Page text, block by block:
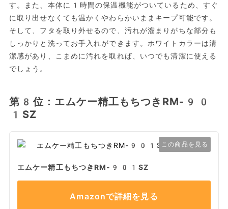
す。また、本体に1時間の保温機能がついているため、すぐ
に取り出せなくても温かくやわらかいままキープ可能です。
そして、フタを取り外せるので、汚れが溜まりがちな部分も
しっかりと洗ってお手入れができます。ホワイトカラーは清
潔感があり、こまめに汚れを取れば、いつでも清潔に使える
でしょう。
第8位：エムケー精工もちつきRM-90
1SZ
この商品を見る
エムケー精工もちつきRM-901SZ
Amazonで詳細を見る